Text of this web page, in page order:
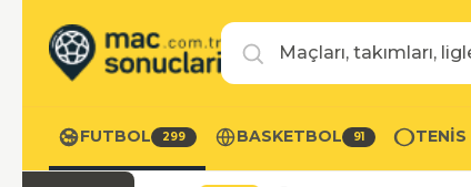
Maç, takım veya lig ara
FUTBOL 299 BASKETBOL 91 TENIS